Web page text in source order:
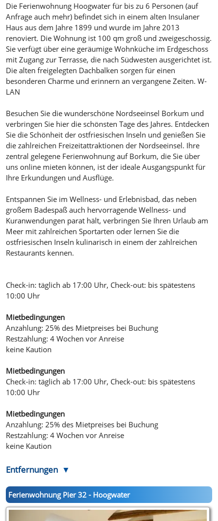
Die Ferienwohnung Hoogwater für bis zu 6 Personen (auf
Anfrage auch mehr) befindet sich in einem alten Insulaner
Haus aus dem Jahre 1899 und wurde im Jahre 2013
renoviert. Die Wohnung ist 100 qm groß und zweigeschossig.
Sie verfügt über eine geräumige Wohnküche im Erdgeschoss
mit Zugang zur Terrasse, die nach Südwesten ausgerichtet ist.
Die alten freigelegten Dachbalken sorgen für einen
besonderen Charme und erinnern an vergangene Zeiten. W-
LAN
Besuchen Sie die wunderschöne Nordseeinsel Borkum und
verbringen Sie hier die schönsten Tage des Jahres. Entdecken
Sie die Schönheit der ostfriesischen Inseln und genießen Sie
die zahlreichen Freizeitattraktionen der Nordseeinsel. Ihre
zentral gelegene Ferienwohnung auf Borkum, die Sie über
uns online mieten können, ist der ideale Ausgangspunkt für
Ihre Erkundungen und Ausflüge.
Entspannen Sie im Wellness- und Erlebnisbad, das neben
großem Badespaß auch hervorragende Wellness- und
Kuranwendungen parat hält, verbringen Sie Ihren Urlaub am
Meer mit zahlreichen Sportarten oder lernen Sie die
ostfriesischen Inseln kulinarisch in einem der zahlreichen
Restaurants kennen.
Check-in: täglich ab 17:00 Uhr, Check-out: bis spätestens
10:00 Uhr
Mietbedingungen
Anzahlung: 25% des Mietpreises bei Buchung
Restzahlung: 4 Wochen vor Anreise
keine Kaution
Mietbedingungen
Check-in: täglich ab 17:00 Uhr, Check-out: bis spätestens
10:00 Uhr
Mietbedingungen
Anzahlung: 25% des Mietpreises bei Buchung
Restzahlung: 4 Wochen vor Anreise
keine Kaution
Entfernungen
Ferienwohnung Pier 32 - Hoogwater